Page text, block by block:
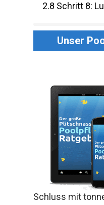
2.8 Schritt 8:
Unser
Schluss mit